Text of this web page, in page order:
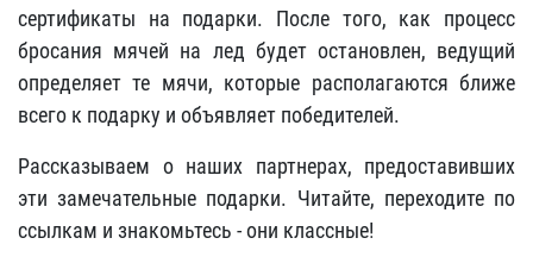
сертификаты на подарки. После того, как процесс
бросания мячей на лед будет остановлен, ведущий
определяет те мячи, которые располагаются ближе
всего к подарку и объявляет победителей.
Рассказываем о наших партнерах, предоставивших
эти замечательные подарки. Читайте, переходите по
ссылкам и знакомьтесь - они классные!